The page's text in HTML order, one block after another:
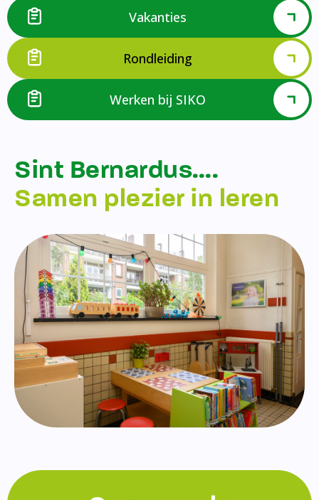
Vakanties
Rondleiding
Werken bij SIKO
Sint Bernardus….
Samen plezier in leren